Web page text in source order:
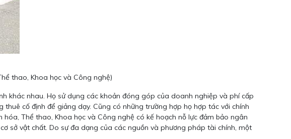
thao, Khoa học và Công nghệ)
khác nhau. Họ sử dụng các khoản đóng góp của doanh nghiệp và phí cấp
cố định để giảng dạy. Cũng có những trường hợp họ hợp tác với chính
Thể thao, Khoa học và Công nghệ có kế hoạch nỗ lực đảm bảo ngân
sở vật chất. Do sự đa dạng của các nguồn và phương pháp tài chính, một